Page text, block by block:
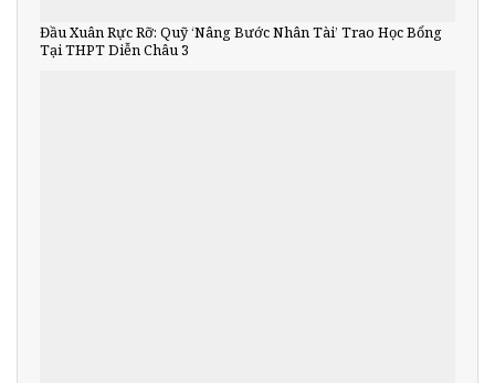
Đầu Xuân Rực Rỡ: Quỹ ‘Nâng Bước Nhân Tài’ Trao Học Bổng
Tại THPT Diễn Châu 3